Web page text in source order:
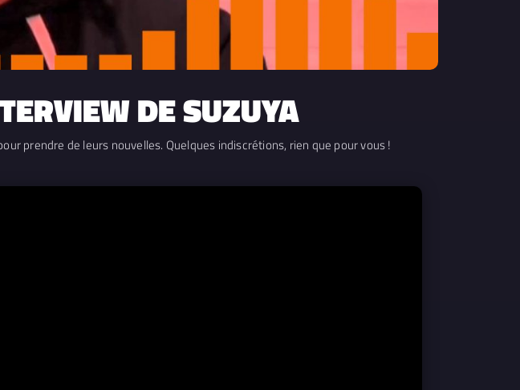
DE SUZUYA
prendre de leurs nouvelles. Quelques indiscrétions, rien que pour vous !